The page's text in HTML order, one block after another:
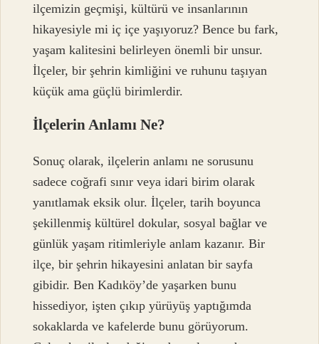
ilçemizin geçmişi, kültürü ve insanlarının
hikayesiyle mi iç içe yaşıyoruz? Bence bu fark,
yaşam kalitesini belirleyen önemli bir unsur.
İlçeler, bir şehrin kimliğini ve ruhunu taşıyan
küçük ama güçlü birimlerdir.
İlçelerin Anlamı Ne?
Sonuç olarak, ilçelerin anlamı ne sorusunu
sadece coğrafi sınır veya idari birim olarak
yanıtlamak eksik olur. İlçeler, tarih boyunca
şekillenmiş kültürel dokular, sosyal bağlar ve
günlük yaşam ritimleriyle anlam kazanır. Bir
ilçe, bir şehrin hikayesini anlatan bir sayfa
gibidir. Ben Kadıköy’de yaşarken bunu
hissediyor, işten çıkıp yürüyüş yaptığımda
sokaklarda ve kafelerde bunu görüyorum.